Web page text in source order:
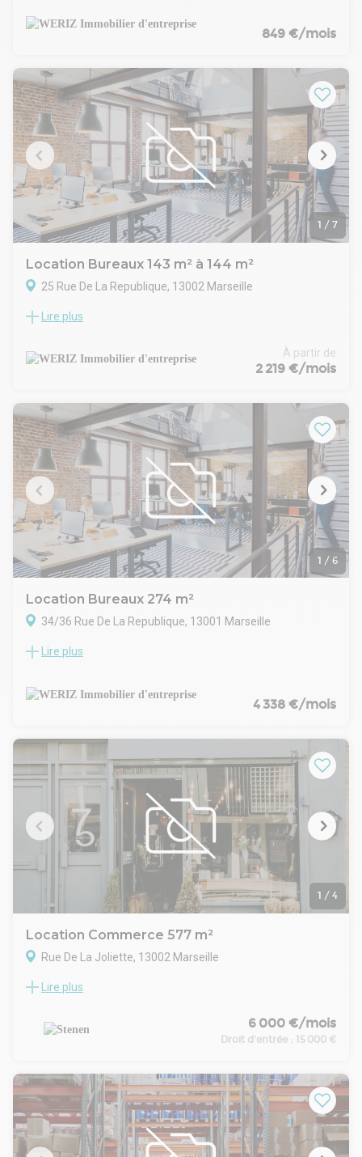
de bureau à la location sur la très prisée Rue de la
République. Ces derniers sont en très bon état et offrent un
849 €/mois
1 / 7
Location Bureaux 143 m² à 144 m²
25 Rue De La Republique, 13002 Marseille
WERIZ, votre spécialiste en immobilier d'entreprise sur la
de bureau à la location sur la très prisée Rue de la
République, à proximité immédiate de nombreux
salle de réunion, un espace tisanerie et un espace repas
Lire plus
À partir de
2 219 €/mois
1 / 6
Location Bureaux 274 m²
34/36 Rue De La Republique, 13001 Marseille
WERIZ, votre spécialiste en immobilier d'entreprise sur la
de bureau à la location sur la très prisée Rue de la
République, à proximité immédiate de nombreux
lumineux des espaces modulables en salles de réunion ou en
open space, un espace tisanerie et un espace repas
Lire plus
4 338 €/mois
1 / 4
Location Commerce 577 m²
Rue De La Joliette, 13002 Marseille
Le 2e arrondissement poursuit sa transformation et attire
économique dynamique, mêlant entreprises tertiaires,
commerces spécialisés et acteurs industriels historiques. Ce
variée liée à la proximité des ports et du centre-ville.
Au coeur du quartier de la Joliette, le local profite d'un
positionnement stratégique, à deux pas de la Porte d'Aix et
de l'Autoroute du Littoral, offrant une accessibilité rapide
pour les flux entrants et sortants. Le quartier accueille par
Lire plus
6 000 €/mois
Droit d'entrée : 15 000 €